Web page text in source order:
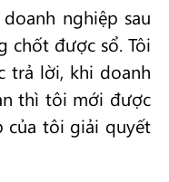
nghiệp sau
chốt được sổ. Tôi
trả lời, khi doanh
thì tôi mới được
của tôi giải quyết